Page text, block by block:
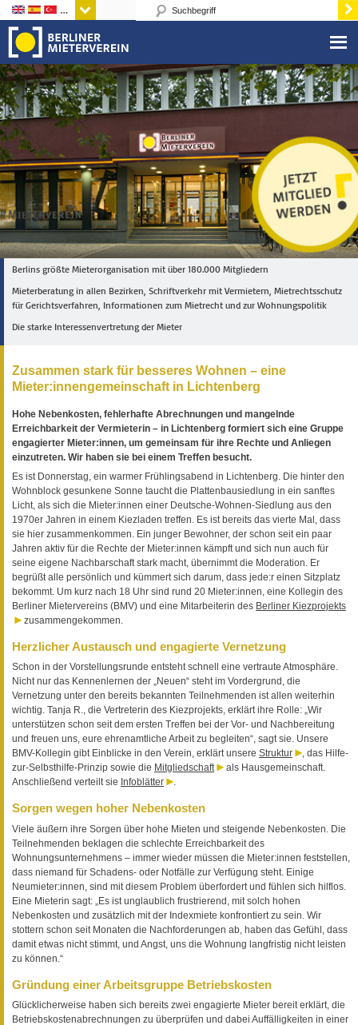
Sprachen
Berlins größte Mieterorganisation mit über 180.000 Mitgliedern
Mieterberatung in allen Bezirken, Schriftverkehr mit Vermietern, Mietrechtsschutz
für Gerichtsverfahren, Informationen zum Mietrecht und zur Wohnungspolitik
Die starke Interessenvertretung der Mieter
Zusammen stark für besseres Wohnen – eine
Mieter:innengemeinschaft in Lichtenberg
Hohe Nebenkosten, fehlerhafte Abrechnungen und mangelnde
Erreichbarkeit der Vermieterin – in Lichtenberg formiert sich eine Gruppe
engagierter Mieter:innen, um gemeinsam für ihre Rechte und Anliegen
einzutreten. Wir haben sie bei einem Treffen besucht.
Es ist Donnerstag, ein warmer Frühlingsabend in Lichtenberg. Die hinter den
Wohnblock gesunkene Sonne taucht die Plattenbausiedlung in ein sanftes
Licht, als sich die Mieter:innen einer Deutsche-Wohnen-Siedlung aus den
1970er Jahren in einem Kiezladen treffen. Es ist bereits das vierte Mal, dass
sie hier zusammenkommen. Ein junger Bewohner, der schon seit ein paar
Jahren aktiv für die Rechte der Mieter:innen kämpft und sich nun auch für
seine eigene Nachbarschaft stark macht, übernimmt die Moderation. Er
begrüßt alle persönlich und kümmert sich darum, dass jede:r einen Sitzplatz
bekommt. Um kurz nach 18 Uhr sind rund 20 Mieter:innen, eine Kollegin des
Berliner Mietervereins (BMV) und eine Mitarbeiterin des Berliner Kiezprojekts
zusammengekommen.
Herzlicher Austausch und engagierte Vernetzung
Schon in der Vorstellungsrunde entsteht schnell eine vertraute Atmosphäre.
Nicht nur das Kennenlernen der „Neuen“ steht im Vordergrund, die
Vernetzung unter den bereits bekannten Teilnehmenden ist allen weiterhin
wichtig. Tanja R., die Vertreterin des Kiezprojekts, erklärt ihre Rolle: „Wir
unterstützen schon seit dem ersten Treffen bei der Vor- und Nachbereitung
und freuen uns, eure ehrenamtliche Arbeit zu begleiten“, sagt sie. Unsere
BMV-Kollegin gibt Einblicke in den Verein, erklärt unsere Struktur
, das Hilfe-
zur-Selbsthilfe-Prinzip sowie die Mitgliedschaft
als Hausgemeinschaft.
Anschließend verteilt sie Infoblätter .
Sorgen wegen hoher Nebenkosten
Viele äußern ihre Sorgen über hohe Mieten und steigende Nebenkosten. Die
Teilnehmenden beklagen die schlechte Erreichbarkeit des
Wohnungsunternehmens – immer wieder müssen die Mieter:innen feststellen,
dass niemand für Schadens- oder Notfälle zur Verfügung steht. Einige
Neumieter:innen, sind mit diesem Problem überfordert und fühlen sich hilflos.
Eine Mieterin sagt: „Es ist unglaublich frustrierend, mit solch hohen
Nebenkosten und zusätzlich mit der Indexmiete konfrontiert zu sein. Wir
stottern schon seit Monaten die Nachforderungen ab, haben das Gefühl, dass
damit etwas nicht stimmt, und Angst, uns die Wohnung langfristig nicht leisten
zu können.“
Gründung einer Arbeitsgruppe Betriebskosten
Glücklicherweise haben sich bereits zwei engagierte Mieter bereit erklärt, die
Betriebskostenabrechnungen zu überprüfen und dabei Auffälligkeiten in einer